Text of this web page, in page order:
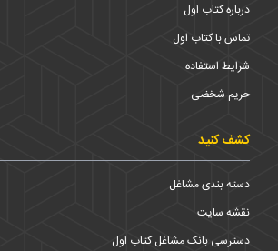
درباره کتاب اول
تماس با کتاب اول
شرایط استفاده
حریم شخضی
کشف کنید
دسته بندی مشاغل
نقشه سایت
دسترسی بانک مشاغل کتاب اول